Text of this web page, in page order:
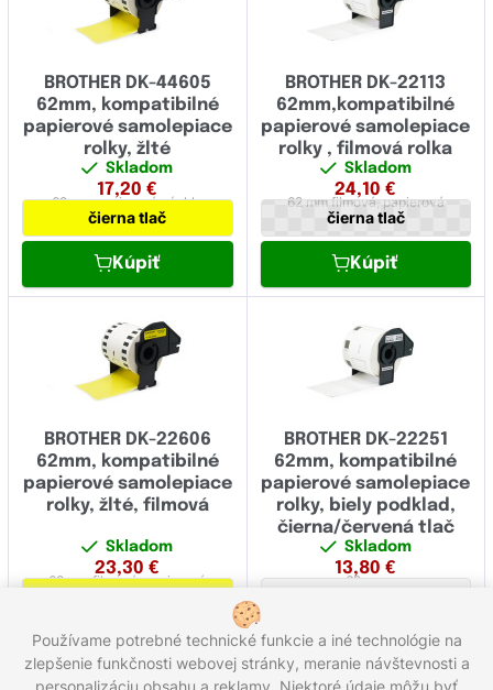
BROTHER DK-44605
62mm, kompatibilné
papierové samolepiace
rolky, žlté
Skladom
17,20 €
62 mmpapierová,rýchlo
odstraniteľná
čierna tlač
Kúpiť
BROTHER DK-22113
62mm,kompatibilné
papierové samolepiace
rolky , filmová rolka
Skladom
24,10 €
62 mmfilmová,papierová
čierna tlač
Kúpiť
BROTHER DK-22606
62mm, kompatibilné
papierové samolepiace
rolky, žlté, filmová
Skladom
23,30 €
62 mmfilmová,papierová
Kúpiť
BROTHER DK-22251
62mm, kompatibilné
papierové samolepiace
rolky, biely podklad,
čierna/červená tlač
Skladom
13,80 €
62 mm
Kúpiť
Používame potrebné technické funkcie a iné technológie na
zlepšenie funkčnosti webovej stránky, meranie návštevnosti a